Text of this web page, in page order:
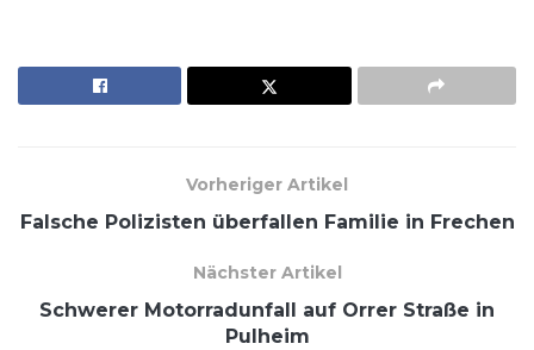
Vorheriger Artikel
Falsche Polizisten überfallen Familie in Frechen
Nächster Artikel
Schwerer Motorradunfall auf Orrer Straße in
Pulheim